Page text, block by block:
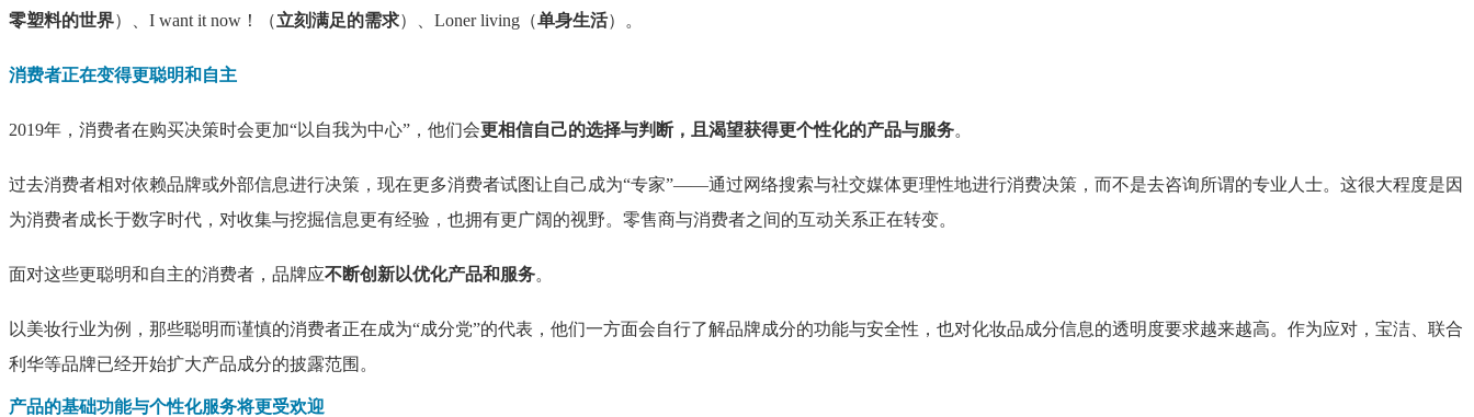
零塑料的世界）、I want it now！（立刻满足的需求）、Loner living（单身生活）。
消费者正在变得更聪明和自主
2019年，消费者在购买决策时会更加“以自我为中心”，他们会更相信自己的选择与判断，且渴望获得更个性化的产品与服务。
过去消费者相对依赖品牌或外部信息进行决策，现在更多消费者试图让自己成为“专家”——通过网络搜索与社交媒体更理性地进行消费决策，而不是去咨询所谓的专业人士。这很大程度是因
为消费者成长于数字时代，对收集与挖掘信息更有经验，也拥有更广阔的视野。零售商与消费者之间的互动关系正在转变。
面对这些更聪明和自主的消费者，品牌应不断创新以优化产品和服务。
以美妆行业为例，那些聪明而谨慎的消费者正在成为“成分党”的代表，他们一方面会自行了解品牌成分的功能与安全性，也对化妆品成分信息的透明度要求越来越高。作为应对，宝洁、联合
利华等品牌已经开始扩大产品成分的披露范围。
产品的基础功能与个性化服务将更受欢迎